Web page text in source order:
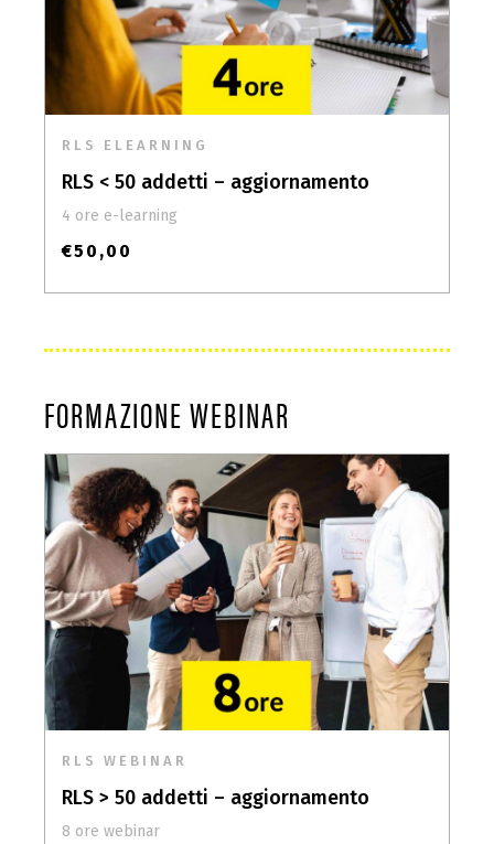
RLS ELEARNING
RLS < 50 addetti – aggiornamento
4 ore e-learning
€50,00
FORMAZIONE WEBINAR
RLS WEBINAR
RLS > 50 addetti – aggiornamento
8 ore webinar